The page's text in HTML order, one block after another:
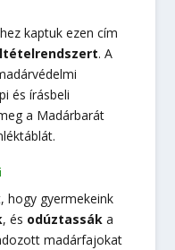
kaptuk ezen cím
. A
és írásbeli
a Madárbarát
hogy gyermekeink
, és odúztassák a
madárfajokat